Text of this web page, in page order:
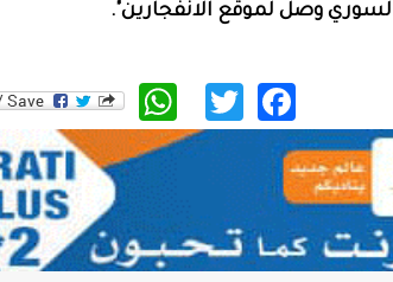
السوري وصل لموقع الانفجارين".
Facebook
Twitter